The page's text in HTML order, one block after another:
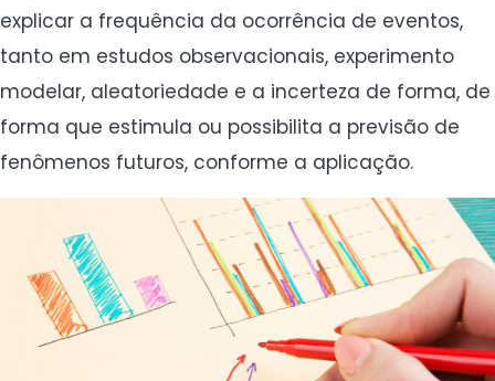
explicar a frequência da ocorrência de eventos,
tanto em estudos observacionais, experimento
modelar, aleatoriedade e a incerteza de forma, de
forma que estimula ou possibilita a previsão de
fenômenos futuros, conforme a aplicação.